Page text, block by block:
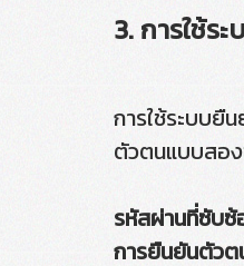
3. การใช้
การใช้ระบบยื
ตัวตนแบบสอ
รหัสผ่านที่ซับซ้
การยืนยันตัว